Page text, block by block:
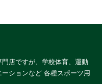
店ですが、学校体育、運動
ションなど 各種スポーツ用